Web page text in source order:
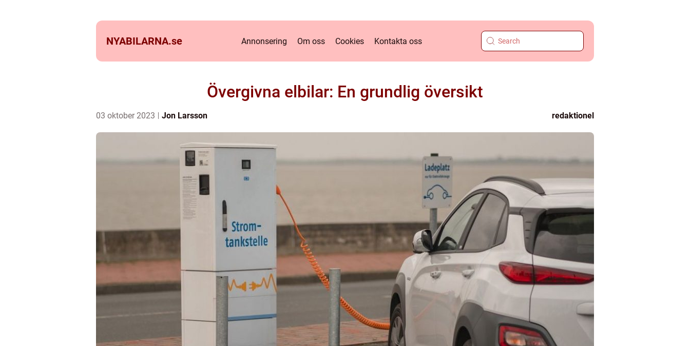
NYABILARNA.se Annonsering Om oss Cookies Kontakta oss
Övergivna elbilar: En grundlig översikt
03 oktober 2023 Jon Larsson redaktionel